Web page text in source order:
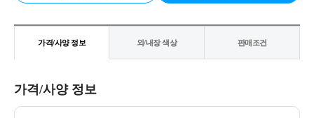
가격/사양 정보 외/내장 색상 판매조건
가격/사양 정보